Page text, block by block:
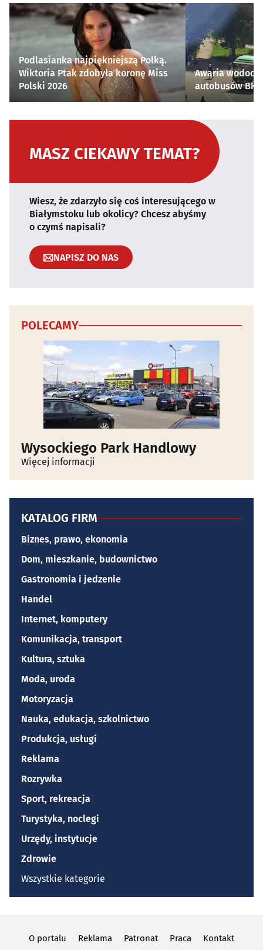
Podlasianka najpiękniejszą Polką.
Wiktoria Ptak zdobyła koronę Miss
Polski 2026
Awaria
autobusów
MASZ CIEKAWY TEMAT?
Wiesz, że zdarzyło się coś interesującego w
Białymstoku lub okolicy? Chcesz abyśmy
o czymś napisali?
NAPISZ DO NAS
POLECAMY
Wysockiego Park Handlowy
Więcej informacji
KATALOG FIRM
Biznes, prawo, ekonomia
Dom, mieszkanie, budownictwo
Gastronomia i jedzenie
Handel
Internet, komputery
Komunikacja, transport
Kultura, sztuka
Moda, uroda
Motoryzacja
Nauka, edukacja, szkolnictwo
Produkcja, usługi
Reklama
Rozrywka
Sport, rekreacja
Turystyka, noclegi
Urzędy, instytucje
Zdrowie
Wszystkie kategorie
O portalu Reklama Patronat Praca Kontakt